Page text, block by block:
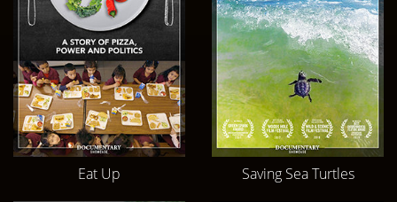
Eat Up Saving Sea Turtles